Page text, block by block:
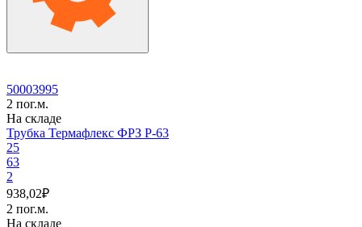
50003995
2 пог.м.
На складе
Трубка Термафлекс ФРЗ P-63
25
63
2
938,02₽
2 пог.м.
На складе